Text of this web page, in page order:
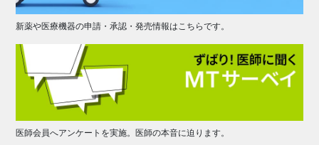
新薬や医療機器の申請・承認・発売情報はこちらです。
医師会員へアンケートを実施。医師の本音に迫ります。